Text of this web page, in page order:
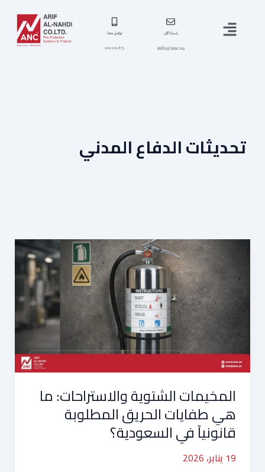
المحتوى
القائمة راسلنا الآن
info@anc.sa
تواصل معنا
873 025 920
تحديثات الدفاع المدني
المخيمات الشتوية والاستراحات: ما
هي طفايات الحريق المطلوبة
قانونياً في السعودية؟
19 يناير، 2026
المخيمات
الشتوية
والاستراحات:
ما
هي
طفايات
الحريق
المطلوبة
قانونياً
السعودية؟